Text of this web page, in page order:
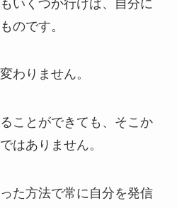
いくつか行けば、自分に
のです。
わりません。
ことができても、そこか
はありません。
た方法で常に自分を発信